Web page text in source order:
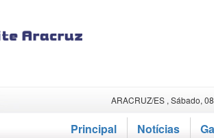
ARACRUZ/ES , Sábado,
Principal Notícias